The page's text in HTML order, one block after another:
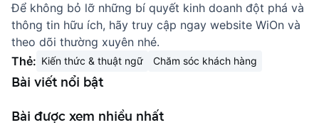
Để không bỏ lỡ những bí quyết kinh doanh đột phá và
thông tin hữu ích, hãy truy cập ngay website WiOn và
theo dõi thường xuyên nhé.
Thẻ: Kiến thức & thuật ngữ Chăm sóc khách hàng
Bài viết nổi bật
Bài được xem nhiều nhất